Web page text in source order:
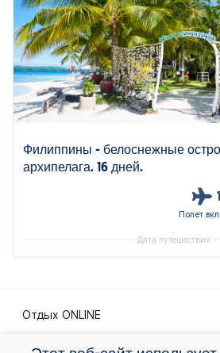
Филиппины - белоснежные
архипелага. 16 дней.
Полет
Дата путешествия
Отдых ONLINE